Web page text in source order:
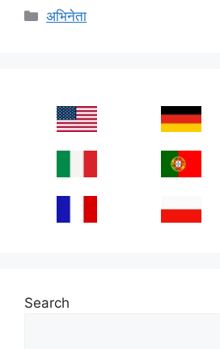
Categories
अभिनेता
Search